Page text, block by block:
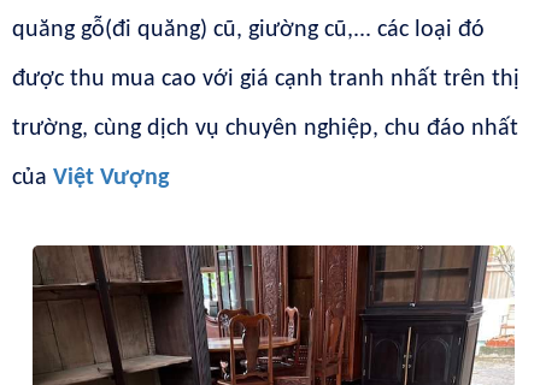
quăng gỗ(đi quăng) cũ, giường cũ,... các loại đó
được thu mua cao với giá cạnh tranh nhất trên thị
trường, cùng dịch vụ chuyên nghiệp, chu đáo nhất
của Việt Vượng